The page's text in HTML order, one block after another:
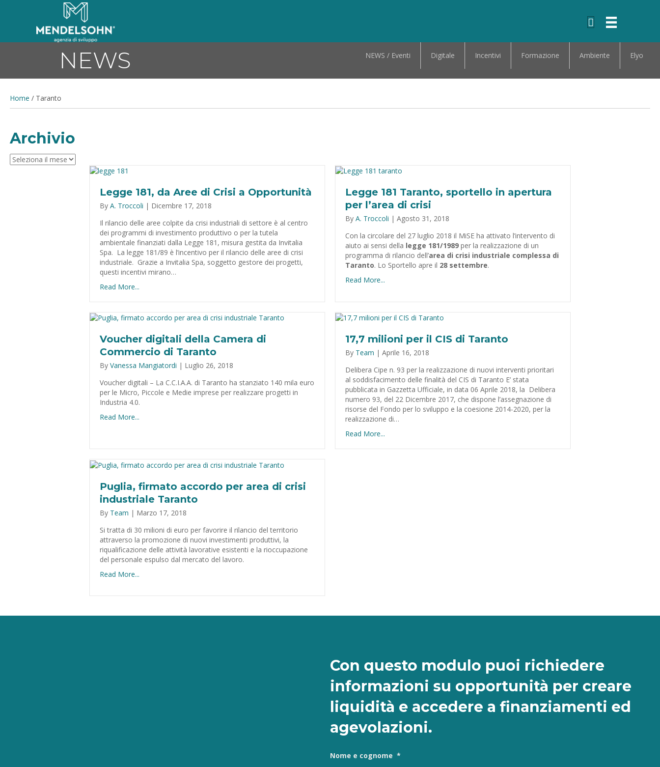
NEWS NEWS / Eventi Digitale Incentivi Formazione Ambiente Elyo
Home / Taranto
Archivio
Archivio
Legge 181, da Aree di Crisi a Opportunità
By A. Troccoli | Dicembre 17, 2018
Il rilancio delle aree colpite da crisi industriali di settore è al centro
dei programmi di investimento produttivo o per la tutela
ambientale finanziati dalla Legge 181, misura gestita da Invitalia
Spa. La legge 181/89 è l’incentivo per il rilancio delle aree di crisi
industriale. Grazie a Invitalia Spa, soggetto gestore dei progetti,
questi incentivi mirano…
Read More...
Legge 181 Taranto, sportello in apertura
per l’area di crisi
By A. Troccoli | Agosto 31, 2018
Con la circolare del 27 luglio 2018 il MiSE ha attivato l’intervento di
aiuto ai sensi della legge 181/1989 per la realizzazione di un
programma di rilancio dell’area di crisi industriale complessa di
Taranto. Lo Sportello apre il 28 settembre.
Read More...
Voucher digitali della Camera di
Commercio di Taranto
By Vanessa Mangiatordi | Luglio 26, 2018
Voucher digitali – La C.C.I.A.A. di Taranto ha stanziato 140 mila euro
per le Micro, Piccole e Medie imprese per realizzare progetti in
Industria 4.0.
Read More...
17,7 milioni per il CIS di Taranto
By Team | Aprile 16, 2018
Delibera Cipe n. 93 per la realizzazione di nuovi interventi prioritari
al soddisfacimento delle finalità del CIS di Taranto E’ stata
pubblicata in Gazzetta Ufficiale, in data 06 Aprile 2018, la Delibera
numero 93, del 22 Dicembre 2017, che dispone l’assegnazione di
risorse del Fondo per lo sviluppo e la coesione 2014-2020, per la
realizzazione di…
Read More...
Puglia, firmato accordo per area di crisi
industriale Taranto
By Team | Marzo 17, 2018
Si tratta di 30 milioni di euro per favorire il rilancio del territorio
attraverso la promozione di nuovi investimenti produttivi, la
riqualificazione delle attività lavorative esistenti e la rioccupazione
del personale espulso dal mercato del lavoro.
Read More...
Con questo modulo puoi richiedere
informazioni su opportunità per creare
liquidità e accedere a finanziamenti ed
agevolazioni.
Nome e cognome *